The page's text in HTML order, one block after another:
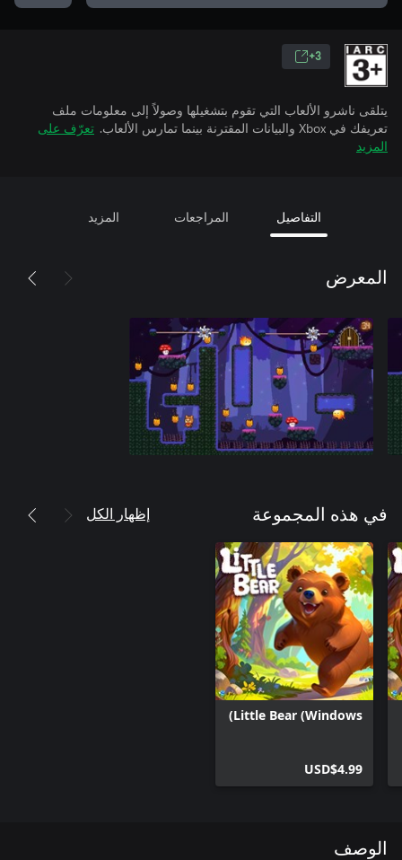
3+
يتلقى ناشرو الألعاب التي تقوم بتشغيلها وصولاً إلى معلومات ملف
تعريفك في Xbox والبيانات المقترنة بينما تمارس الألعاب.
تعرّف على
المزيد
التفاصيل المراجعات المزيد
المعرض
في هذه المجموعة إظهار الكل
Little Bear (Windows)
USD$4.99
الوصف